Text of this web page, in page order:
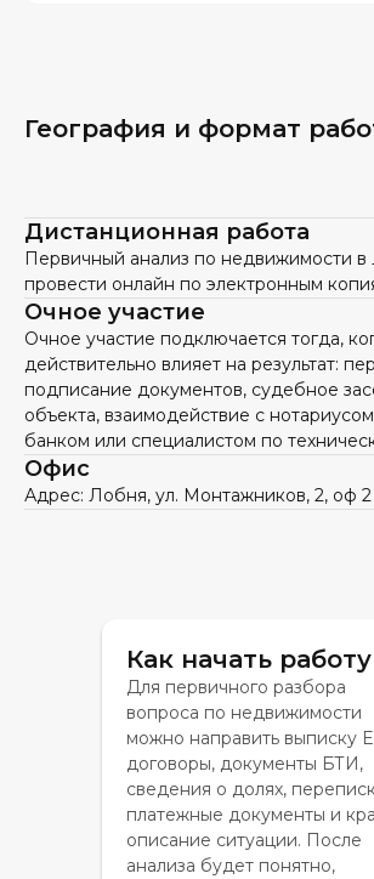
География и формат
Дистанционная работа
Первичный анализ по недвижимости
провести онлайн по электронным
Очное участие
Очное участие подключается тогда,
действительно влияет на результат:
подписание документов, судебное
объекта, взаимодействие с
банком или специалистом по
Офис
Адрес: Лобня, ул. Монтажников, 2, оф 2
Как начать работу
Для первичного разбора
вопроса по недвижимости
можно направить выписку
договоры, документы БТИ,
сведения о долях,
платежные документы и
описание ситуации. После
анализа будет понятно,